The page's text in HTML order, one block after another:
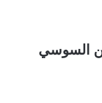
السوسي